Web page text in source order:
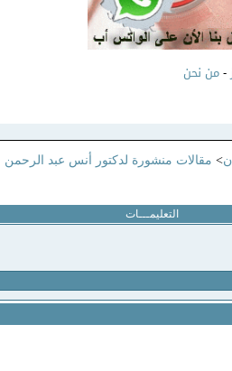
-من نحن
> مقالات منشورة لدكتور أنس عبد الرحمن
التعليمـــات